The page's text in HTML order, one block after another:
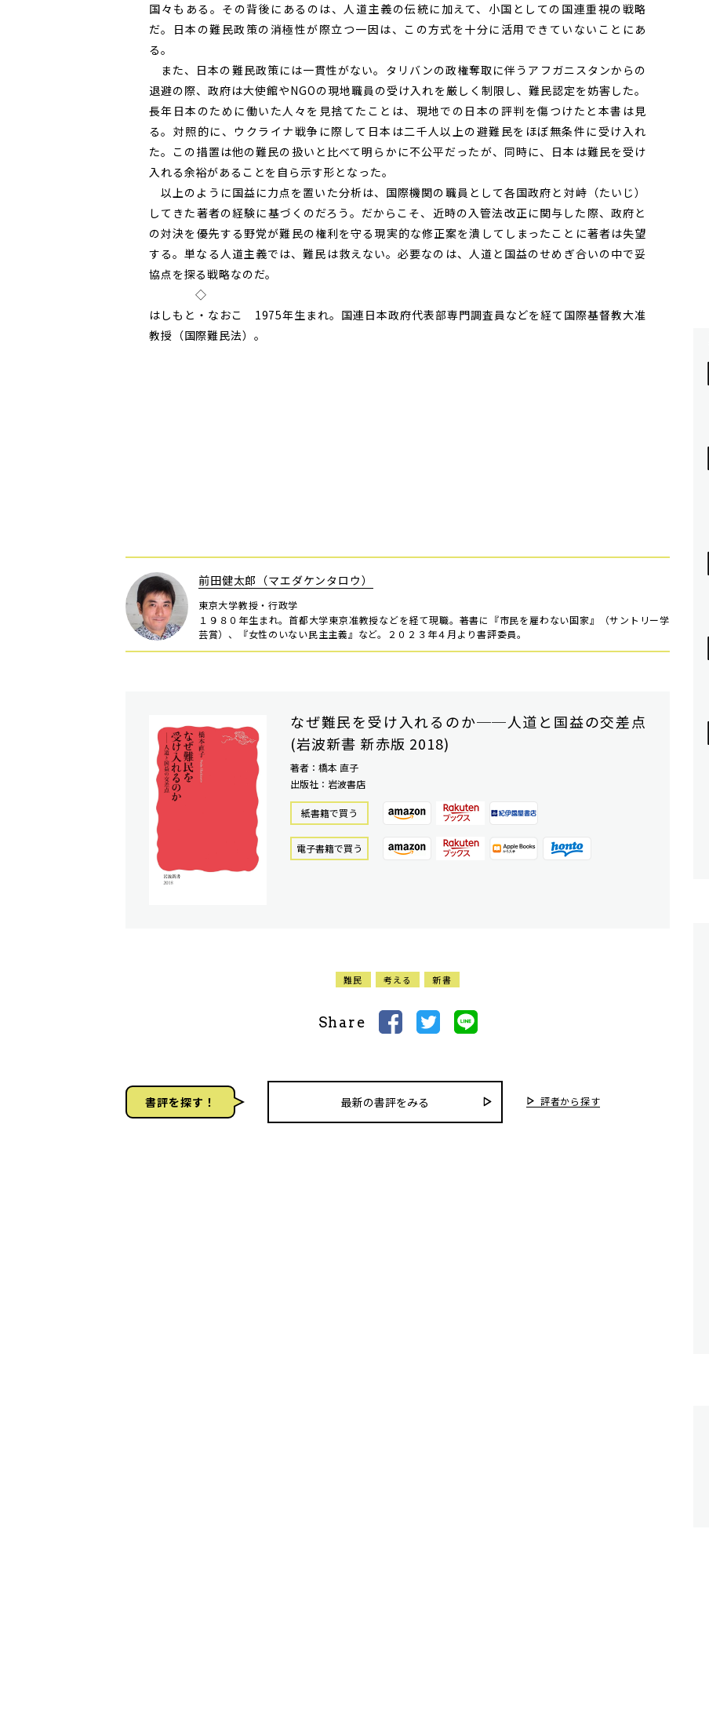
国々もある。その背後にあるのは、人道主義の伝統に加えて、小国としての国連重視の戦略
だ。日本の難民政策の消極性が際立つ一因は、この方式を十分に活用できていないことにあ
る。
また、日本の難民政策には一貫性がない。タリバンの政権奪取に伴うアフガニスタンからの
退避の際、政府は大使館やNGOの現地職員の受け入れを厳しく制限し、難民認定を妨害した。
長年日本のために働いた人々を見捨てたことは、現地での日本の評判を傷つけたと本書は見
る。対照的に、ウクライナ戦争に際して日本は二千人以上の避難民をほぼ無条件に受け入れ
た。この措置は他の難民の扱いと比べて明らかに不公平だったが、同時に、日本は難民を受け
入れる余裕があることを自ら示す形となった。
以上のように国益に力点を置いた分析は、国際機関の職員として各国政府と対峙（たいじ）
してきた著者の経験に基づくのだろう。だからこそ、近時の入管法改正に関与した際、政府と
の対決を優先する野党が難民の権利を守る現実的な修正案を潰してしまったことに著者は失望
する。単なる人道主義では、難民は救えない。必要なのは、人道と国益のせめぎ合いの中で妥
協点を探る戦略なのだ。
◇
はしもと・なおこ 1975年生まれ。国連日本政府代表部専門調査員などを経て国際基督教大准
教授（国際難民法）。
前田健太郎（マエダケンタロウ）
東京大学教授・行政学
１９８０年生まれ。首都大学東京准教授などを経て現職。著書に『市民を雇わない国家』（サントリー学
芸賞）、『女性のいない民主主義』など。２０２３年４月より書評委員。
なぜ難民を受け入れるのか──人道と国益の交差点
(岩波新書 新赤版 2018)
著者：橋本 直子
出版社：岩波書店
紙書籍で買う
電⼦書籍で買う
難民 考える 新書
Share
書評を探す！ 最新の書評をみる 評者から探す